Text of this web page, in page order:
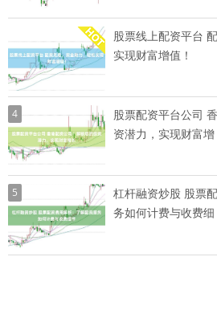
股票线上配资平台
实现财富增值！
4
股票配资平台公司
资潜力，实现财富增
5
杠杆融资炒股 股票
务如何计费与收费细